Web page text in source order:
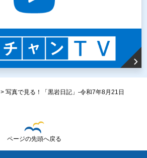
> 写真で見る！「黒岩日記」-令和7年8月21日
ページの先頭へ戻る